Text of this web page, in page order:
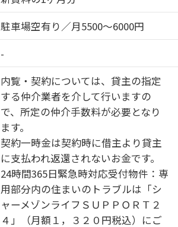
駐車場空有り／月5500～6000円
-
内覧・契約については、貸主の指定
する仲介業者を介して行いますの
で、所定の仲介手数料が必要となり
ます。
契約一時金は契約時に借主より貸主
に支払われ返還されないお金です。
24時間365日緊急時対応受付物件：専
用部分内の住まいのトラブルは「シ
ャーメゾンライフＳＵＰＰＯＲＴ２
４」（月額１，３２０円税込）にご